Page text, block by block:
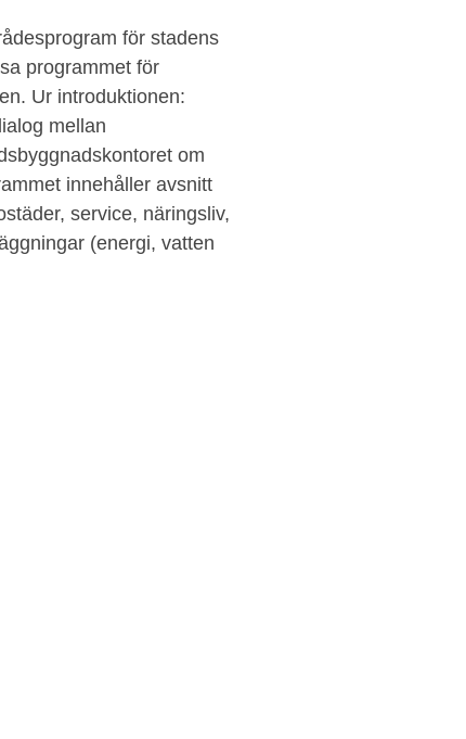
för stadens
programmet för
Ur introduktionen:
mellan
om
innehåller avsnitt
service, näringsliv,
(energi, vatten